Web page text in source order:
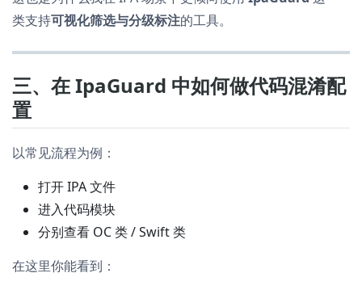
类支持可视化筛选与分级标注的工具。
三、在 IpaGuard 中如何做代码混淆配
置
以常见流程为例：
打开 IPA 文件
进入代码模块
分别查看 OC 类 / Swift 类
在这里你能看到：